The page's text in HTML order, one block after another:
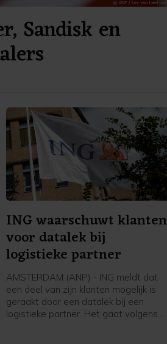
Sandisk en
ING waarschuwt klanten
voor datalek bij
logistieke partner
AMSTERDAM (ANP) - ING meldt dat
een deel van zijn klanten mogelijk is
geraakt door een datalek bij een
logistieke partner. Het gaat volgens